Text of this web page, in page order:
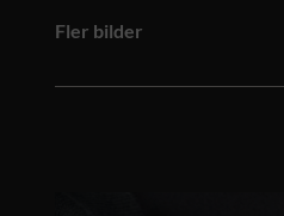
Fler bilder